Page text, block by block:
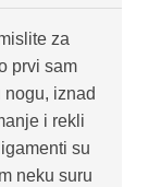
za
prvi sam
iznad
i rekli
su
neku suru